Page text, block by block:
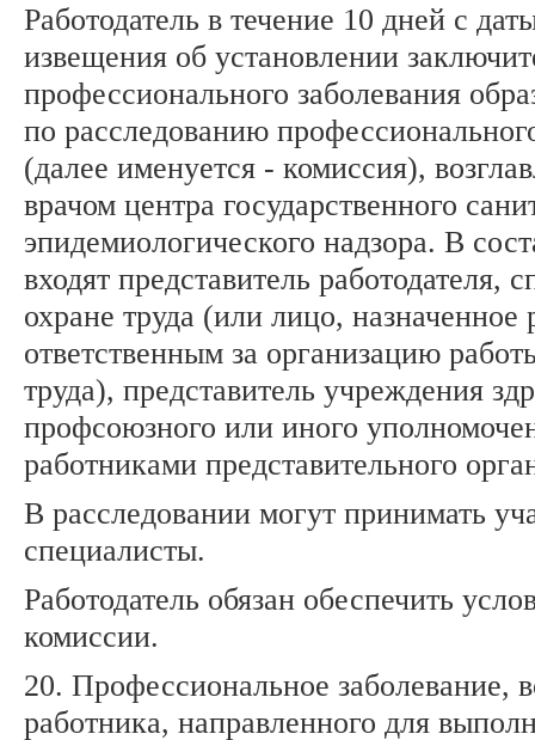
Работодатель в течение 10 дней с
извещения об установлении
профессионального заболевания
по расследованию
(далее именуется - комиссия),
врачом центра государственного
эпидемиологического надзора. В
входят представитель работодателя,
охране труда (или лицо, назначенное
ответственным за организацию
труда), представитель учреждения
профсоюзного или иного
работниками представительного
В расследовании могут принимать
специалисты.
Работодатель обязан обеспечить
комиссии.
20. Профессиональное заболевание,
работника, направленного для